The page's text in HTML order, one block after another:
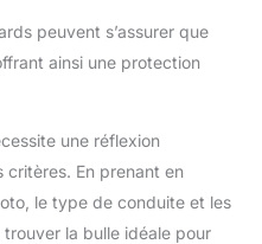
peuvent s’assurer que
ainsi une protection
une réflexion
critères. En prenant en
le type de conduite et les
la bulle idéale pour